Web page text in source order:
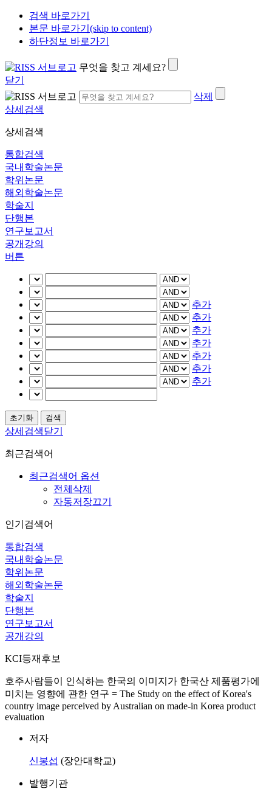
검색 바로가기
본문 바로가기(skip to content)
하단정보 바로가기
무엇을 찾고 계세요?
닫기
삭제
상세검색
상세검색
통합검색
국내학술논문
학위논문
해외학술논문
학술지
단행본
연구보고서
공개강의
버튼
추가
추가
추가
추가
추가
추가
추가
상세검색닫기
최근검색어
최근검색어 옵션
전체삭제
자동저장끄기
인기검색어
통합검색
국내학술논문
학위논문
해외학술논문
학술지
단행본
연구보고서
공개강의
KCI등재후보
호주사람들이 인식하는 한국의 이미지가 한국산 제품평가에
미치는 영향에 관한 연구 = The Study on the effect of Korea's
country image perceived by Australian on made-in Korea product
evaluation
저자
신봉섭 (장안대학교)
발행기관